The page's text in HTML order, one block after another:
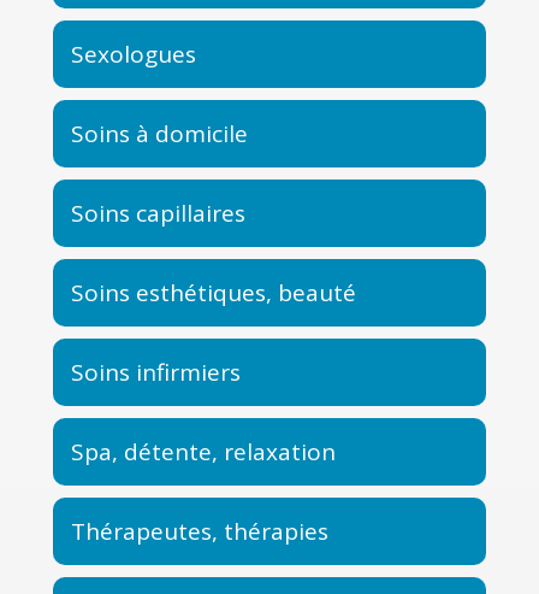
Sexologues
Soins à domicile
Soins capillaires
Soins esthétiques, beauté
Soins infirmiers
Spa, détente, relaxation
Thérapeutes, thérapies